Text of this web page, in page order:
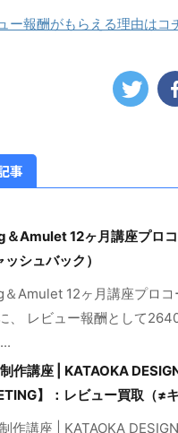
ー報酬がもらえる理由はコ
事
Amulet 12ヶ月講座プロ
ッシュバック）
Amulet 12ヶ月講座プロ
、 レビュー報酬として
作講座 | KATAOKA
】：レビュー買取（≠
作講座 | KATAOKA